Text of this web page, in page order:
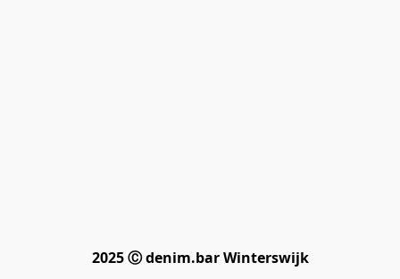
2025 Ⓒ denim.bar Winterswijk